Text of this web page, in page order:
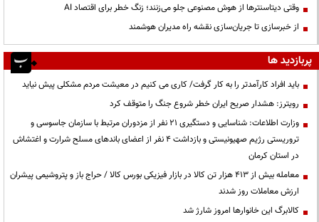
وقتی دیتاسنترها از هوش مصنوعی جلو می‌زنند؛ زنگ خطر برای اقتصاد AI
از خبرسازی تا جریان‌سازی نقشه راه مدیران هوشمند
پربازدید ها
باید افراد کارآمدتر را به کار گرفت/ کاری می کنیم در معیشت مردم مشکلی پیش نیاید
رویترز: هشدار صریح ایران خطر شروع جنگ را متوقف کرد
وزارت اطلاعات: شناسایی و دستگیری ۲۱ نفر از مزدوران مرتبط با سازمان جاسوسی و
تروریستی رژیم صهیونیستی و بازداشت ۴ نفر از اعضای باندهای مسلح شرارت و اغتشاش
در استان کرمان
معامله بیش از ۴۱۳ هزار تن کالا در بازار فیزیکی بورس کالا / حراج باز و پتروشیمی پیشران
ارزش معاملات روز شدند
کالابرگ این خانوارها امروز شارژ شد